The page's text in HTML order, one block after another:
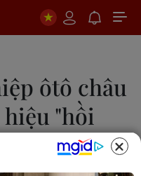
ôtô châu
"hồi